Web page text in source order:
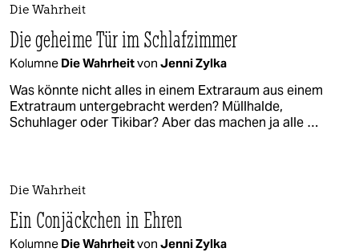
Die Wahrheit
Die geheime Tür im Schlafzimmer
Kolumne Die Wahrheitvon Jenni Zylka
Was könnte nicht alles in einem Extraraum aus einem
Extratraum untergebracht werden? Müllhalde,
Schuhlager oder Tikibar? Aber das machen ja alle …
Die Wahrheit
Ein Conjäckchen in Ehren
Kolumne Die Wahrheitvon Jenni Zylka